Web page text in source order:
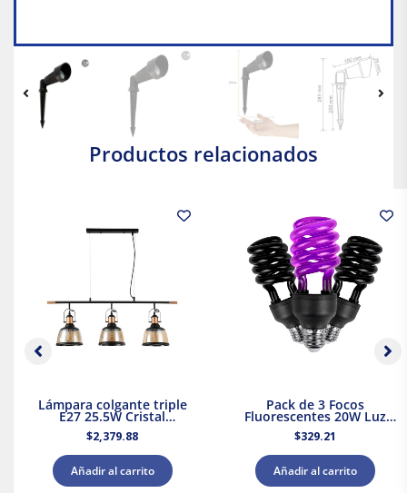
Productos relacionados
Lámpara colgante triple
E27 25.5W Cristal
Negro/Dorado Tecnolite
$2,379.88
Añadir al carrito
Pack de 3 Focos
Fluorescentes 20W Luz
Negra Base E27 Tecnolite
$329.21
Añadir al carrito